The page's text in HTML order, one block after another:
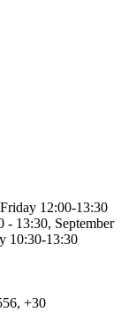
12:00-13:30
- 13:30, September
10:30-13:30
+30